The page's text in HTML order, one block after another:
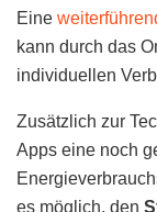
Eine
kann durch das
individuellen
Zusätzlich zur
Apps eine noch
es möglich, den